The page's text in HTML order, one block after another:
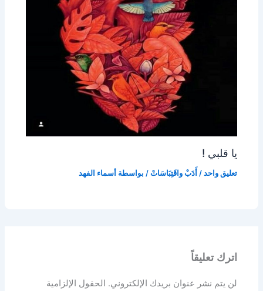
يا قلبي !
تعليق واحد / أَدَبْ واقَتِبَاسَاتْ / بواسطة أسماء الفهد
اترك تعليقاً
لن يتم نشر عنوان بريدك الإلكتروني. الحقول الإلزامية